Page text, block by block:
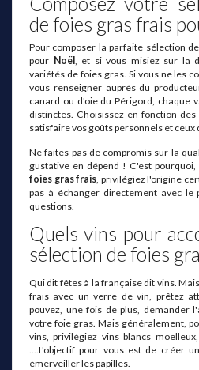
de foies gras frais
Pour composer la parfaite sélection
pour Noël
, et si vous misiez sur la
variétés de foies gras. Si vous ne les
vous renseigner auprès du
canard ou d'oie du Périgord, chaque
distinctes. Choisissez en fonction
satisfaire vos goûts personnels et ceux
Ne faites pas de compromis sur la
gustative en dépend ! C'est
foies gras frais , privilégiez l'origine
pas à échanger directement avec le
questions.
Quels vins pour
sélection de foies
Qui dit fêtes à la française dit vins.
frais avec un verre de vin, prêtez
pouvez, une fois de plus, demander
votre foie gras. Mais généralement,
vins, privilégiez vins blancs
....L'objectif pour vous est de créer
émerveiller les papilles.